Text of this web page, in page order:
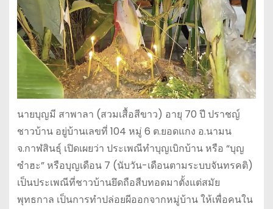
นายบุญมี สาพาลา (สวมเสื้อสีขาว) อายุ 70 ปี ปราชญ์
ชาวบ้าน อยู่บ้านเลขที่ 104 หมู่ 6 ต.ยอดแกง อ.นามน
จ.กาฬสินธุ์ เปิดเผยว่า ประเพณีทำบุญเบิกบ้าน หรือ “บุญ
ซำฮะ” หรือบุญเดือน 7 (นับวัน-เดือนตามระบบจันทรคติ)
เป็นประเพณีที่ชาวบ้านยึดถือสืบทอดมาตั้งแต่สมัย
พุทธกาล เป็นการทำปล่อยผีออกจากหมู่บ้าน ให้เพื่อคนใน